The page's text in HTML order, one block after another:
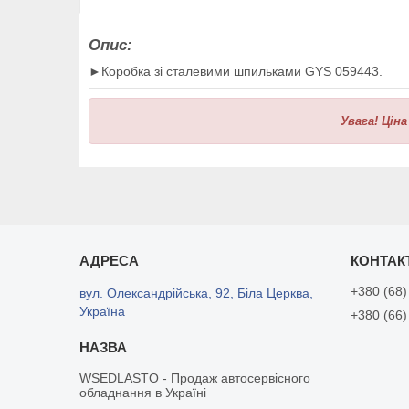
Опис:
►Коробка зі сталевими шпильками GYS 059443.
Увага!
вул. Олександрійська, 92, Біла Церква,
Україна
WSEDLASTO - Продаж автосервісного
обладнання в Україні
+380
+380